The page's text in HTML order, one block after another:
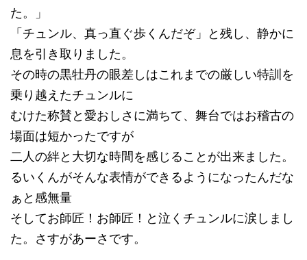
た。」
「チュンル、真っ直ぐ歩くんだぞ」と残し、静かに
息を引き取りました。
その時の黒牡丹の眼差しはこれまでの厳しい特訓を
乗り越えたチュンルに
むけた称賛と愛おしさに満ちて、舞台ではお稽古の
場面は短かったですが
二人の絆と大切な時間を感じることが出来ました。
るいくんがそんな表情ができるようになったんだな
ぁと感無量
そしてお師匠！お師匠！と泣くチュンルに涙しまし
た。さすがあーさです。